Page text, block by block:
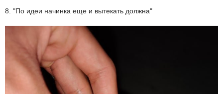
8. "По идеи начинка еще и вытекать должна"